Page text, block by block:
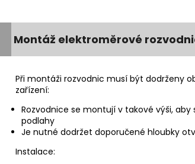
Montáž elektroměrové
Při montáži rozvodnic musí být dodrženy
zařízení:
Rozvodnice se montují v takové výši,
podlahy
Je nutné dodržet doporučené hloubky
Instalace: